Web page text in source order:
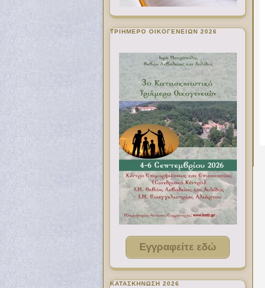
ΤΡΙΗΜΕΡΟ ΟΙΚΟΓΕΝΕΙΩΝ 2026
Εγγραφείτε εδώ
ΚΑΤΑΣΚΗΝΩΣΗ 2026